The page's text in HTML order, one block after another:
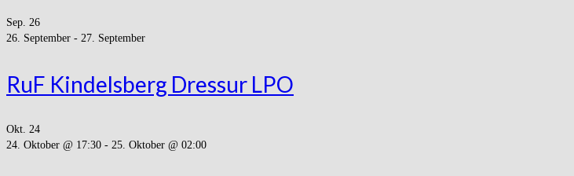
Sep. 26
26. September - 27. September
RuF Kindelsberg Dressur LPO
Okt. 24
24. Oktober @ 17:30 - 25. Oktober @ 02:00